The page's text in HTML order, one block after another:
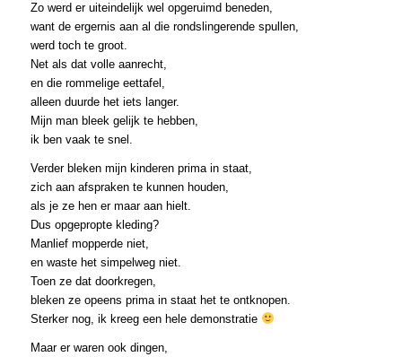
Zo werd er uiteindelijk wel opgeruimd beneden,
want de ergernis aan al die rondslingerende spullen,
werd toch te groot.
Net als dat volle aanrecht,
en die rommelige eettafel,
alleen duurde het iets langer.
Mijn man bleek gelijk te hebben,
ik ben vaak te snel.
Verder bleken mijn kinderen prima in staat,
zich aan afspraken te kunnen houden,
als je ze hen er maar aan hielt.
Dus opgepropte kleding?
Manlief mopperde niet,
en waste het simpelweg niet.
Toen ze dat doorkregen,
bleken ze opeens prima in staat het te ontknopen.
Sterker nog, ik kreeg een hele demonstratie
Maar er waren ook dingen,